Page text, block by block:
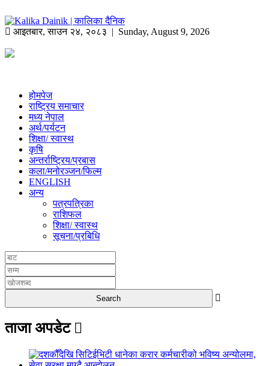
आइतबार,साउन २४, २०८३ | Sunday, August 9, 2026
होमपेज
राष्ट्रिय समाचार
मध्य नेपाल
अर्थ/पर्यटन
शिक्षा/ स्वास्थ
कृषि
अन्तर्राष्ट्रिय/प्रबास
कला/मनोरञ्जन/फिल्म
ENGLISH
अन्य
पत्रपत्रिका
राशिफल
शिक्षा/ स्वास्थ
सूचना/प्रबिधि
ताजा अपडेट